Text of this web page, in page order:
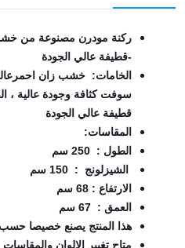
ركنة مودرن مصنوعة من
-قطيفة عالي الجودة
الخامات: خشب زان
سوفت كثافة وجودة عالية ،
قطيفة عالي الجودة
المقاسات:
الطول : 250 سم
الشيزلونج : 150 سم
الارتفاع : 68 سم
العمق : 67 سم
هذا المنتج يصنع خصيصا
متاح تغيير الالوان والمقاسات